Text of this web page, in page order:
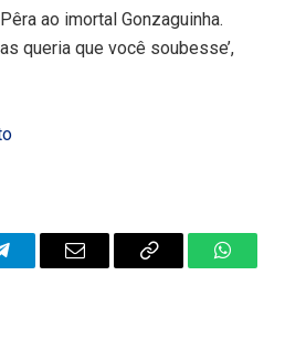
ao imortal Gonzaguinha.
queria que você soubesse’,
TelegramEmail
Copy